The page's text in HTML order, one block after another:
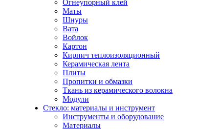
Огнеупорный клей
Маты
Шнуры
Вата
Войлок
Картон
Кирпич теплоизоляционный
Керамическая лента
Плиты
Пропитки и обмазки
Ткань из керамического волокна
Модули
Стекло: материалы и инструмент
Инструменты и оборудование
Материалы